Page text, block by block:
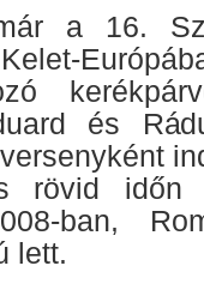
a 16.
és
rövid időn
ban,
lett.